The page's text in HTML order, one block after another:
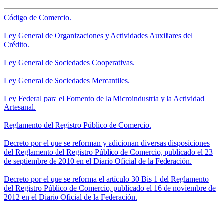
Código de Comercio.
Ley General de Organizaciones y Actividades Auxiliares del
Crédito.
Ley General de Sociedades Cooperativas.
Ley General de Sociedades Mercantiles.
Ley Federal para el Fomento de la Microindustria y la Actividad
Artesanal.
Reglamento del Registro Público de Comercio.
Decreto por el que se reforman y adicionan diversas disposiciones
del Reglamento del Registro Público de Comercio, publicado el 23
de septiembre de 2010 en el Diario Oficial de la Federación.
Decreto por el que se reforma el artículo 30 Bis 1 del Reglamento
del Registro Público de Comercio, publicado el 16 de noviembre de
2012 en el Diario Oficial de la Federación.